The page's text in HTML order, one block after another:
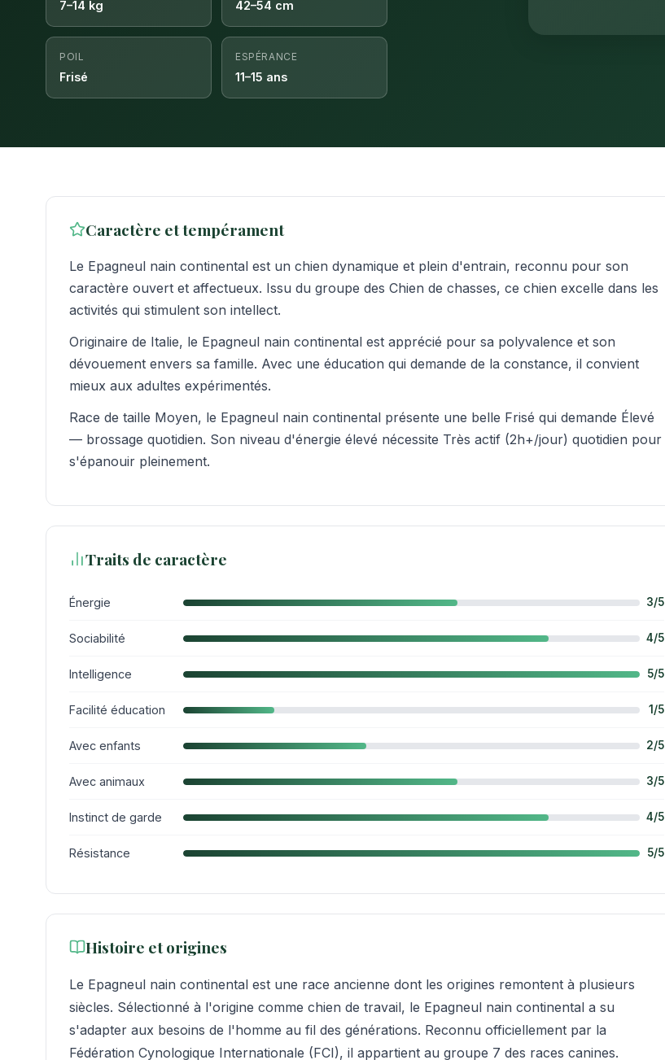
7–14 kg 42–54 cm
POIL
Frisé
ESPÉRANCE
11–15 ans
Caractère et tempérament
Le Epagneul nain continental est un chien dynamique et plein d'entrain, reconnu pour son
caractère ouvert et affectueux. Issu du groupe des Chien de chasses, ce chien excelle dans les
activités qui stimulent son intellect.
Originaire de Italie, le Epagneul nain continental est apprécié pour sa polyvalence et son
dévouement envers sa famille. Avec une éducation qui demande de la constance, il convient
mieux aux adultes expérimentés.
Race de taille Moyen, le Epagneul nain continental présente une belle Frisé qui demande Élevé
— brossage quotidien. Son niveau d'énergie élevé nécessite Très actif (2h+/jour) quotidien pour
s'épanouir pleinement.
Traits de caractère
Énergie 3/5
Sociabilité 4/5
Intelligence 5/5
Facilité éducation 1/5
Avec enfants 2/5
Avec animaux 3/5
Instinct de garde 4/5
Résistance 5/5
Histoire et origines
Le Epagneul nain continental est une race ancienne dont les origines remontent à plusieurs
siècles. Sélectionné à l'origine comme chien de travail, le Epagneul nain continental a su
s'adapter aux besoins de l'homme au fil des générations. Reconnu officiellement par la
Fédération Cynologique Internationale (FCI), il appartient au groupe 7 des races canines.